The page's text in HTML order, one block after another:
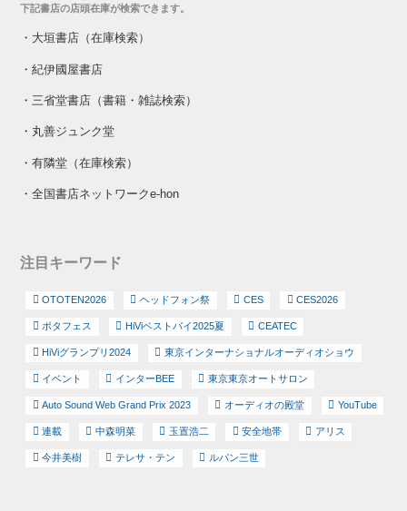
下記書店の店頭在庫が検索できます。
・ 大垣書店（在庫検索）
・紀伊國屋書店
・ 三省堂書店（書籍・雑誌検索）
・ 丸善ジュンク堂
・有隣堂（在庫検索）
・全国書店ネットワークe-hon
注目キーワード
OTOTEN2026 ヘッドフォン祭 CES CES2026
ポタフェス HiViベストバイ2025夏 CEATEC
HiViグランプリ2024 東京インターナショナルオーディオショウ
イベント インターBEE 東京東京オートサロン
Auto Sound Web Grand Prix 2023 オーディオの殿堂 YouTube
連載 中森明菜 玉置浩二 安全地帯 アリス
今井美樹 テレサ・テン ルパン三世